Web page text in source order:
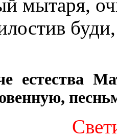
мытаря,
естества